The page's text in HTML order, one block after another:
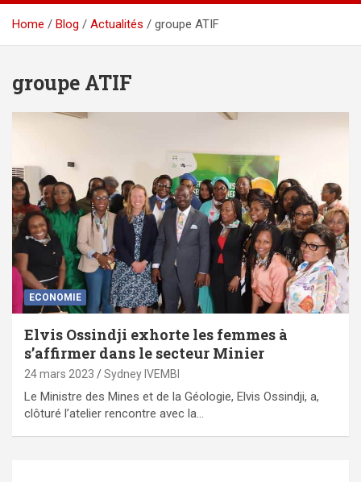
Home Blog Actualités groupe ATIF
groupe ATIF
ECONOMIE
Elvis Ossindji exhorte les femmes à
s’affirmer dans le secteur Minier
24 mars 2023 Sydney IVEMBI
Le Ministre des Mines et de la Géologie, Elvis Ossindji, a,
clôturé l’atelier rencontre avec la…